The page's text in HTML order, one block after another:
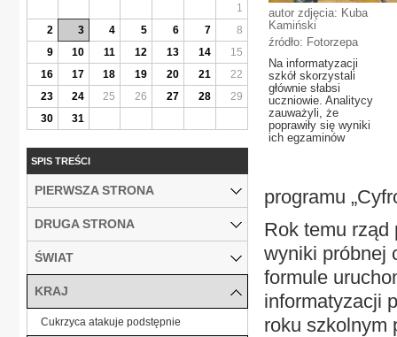
autor zdjęcia: Kuba
Kamiński
źródło: Fotorzepa
Na informatyzacji
szkół skorzystali
głównie słabsi
uczniowie. Analitycy
zauważyli, że
poprawiły się wyniki
ich egzaminów
programu
Rok temu rząd
wyniki próbnej
formule
informatyzacji
roku szkolnym
1
2
3 4 5 6 7
8
9
10 11 12 13 14
15
16
17 18 19 20 21
22
23
24 25 26 27 28
29
30
31
SPIS TREŚCI
PIERWSZA STRONA
DRUGA STRONA
ŚWIAT
KRAJ
Cukrzyca atakuje podstępnie